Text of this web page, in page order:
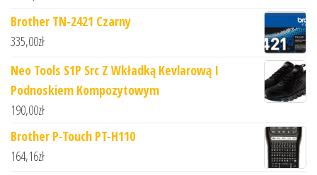
Brother TN-2421 Czarny
335,00zł
Neo Tools S1P Src Z Wkładką Kevlarową I
Podnoskiem Kompozytowym
190,00zł
Brother P-Touch PT-H110
164,16zł